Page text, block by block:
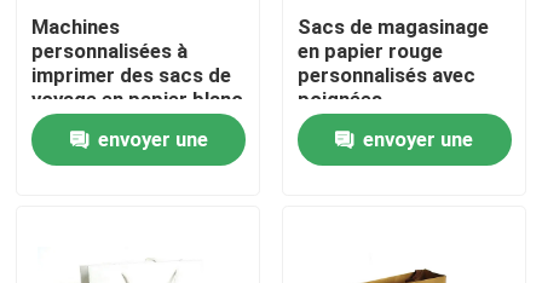
À la maison
Produits
À propos de nous
Machines
personnalisées à
imprimer des sacs de
voyage en papier blanc
pour les achats
envoyer une
Sacs de magasinage
en papier rouge
personnalisés avec
poignées
envoyer une